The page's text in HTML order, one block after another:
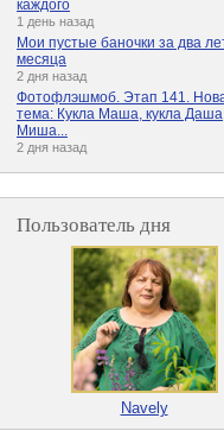
каждого
1 день назад
Мои пустые баночки за два
месяца
2 дня назад
Фотофлэшмоб. Этап 141.
тема: Кукла Маша, кукла
Миша...
2 дня назад
Пользователь дня
Navely